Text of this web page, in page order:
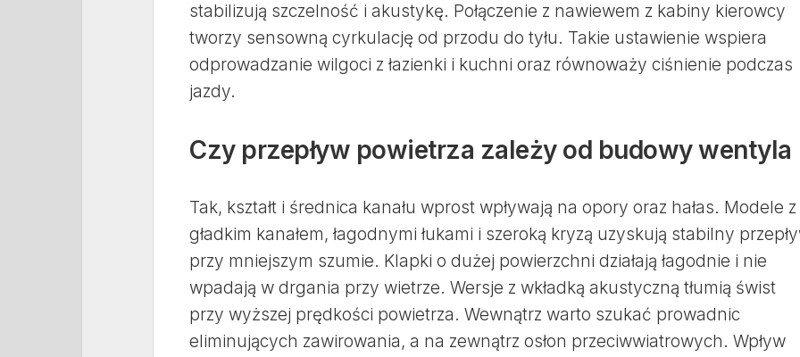
stabilizują szczelność i akustykę. Połączenie z nawiewem z kabiny kierowcy
tworzy sensowną cyrkulację od przodu do tyłu. Takie ustawienie wspiera
odprowadzanie wilgoci z łazienki i kuchni oraz równoważy ciśnienie podczas
jazdy.
Czy przepływ powietrza zależy od budowy wentyla
Tak, kształt i średnica kanału wprost wpływają na opory oraz hałas. Modele z
gładkim kanałem, łagodnymi łukami i szeroką kryzą uzyskują stabilny
przy mniejszym szumie. Klapki o dużej powierzchni działają łagodnie i nie
wpadają w drgania przy wietrze. Wersje z wkładką akustyczną tłumią świst
przy wyższej prędkości powietrza. Wewnątrz warto szukać prowadnic
eliminujących zawirowania, a na zewnątrz osłon przeciwwiatrowych. Wpływ